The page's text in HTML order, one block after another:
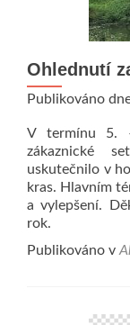
Ohlednutí
Publikováno
V termínu 5.
zákaznické
uskutečnilo v
kras. Hlavním
a vylepšení.
rok.
Publikováno v